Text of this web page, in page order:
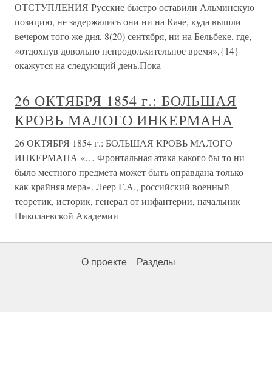
ОТСТУПЛЕНИЯ Русские быстро оставили Альминскую
позицию, не задержались они ни на Каче, куда вышли
вечером того же дня, 8(20) сентября, ни на Бельбеке, где,
«отдохнув довольно непродолжительное время»,{14}
окажутся на следующий день.Пока
26 ОКТЯБРЯ 1854 г.: БОЛЬШАЯ
КРОВЬ МАЛОГО ИНКЕРМАНА
26 ОКТЯБРЯ 1854 г.: БОЛЬШАЯ КРОВЬ МАЛОГО
ИНКЕРМАНА «… Фронтальная атака какого бы то ни
было местного предмета может быть оправдана только
как крайняя мера». Леер Г.А., российский военный
теоретик, историк, генерал от инфантерии, начальник
Николаевской Академии
О проекте Разделы